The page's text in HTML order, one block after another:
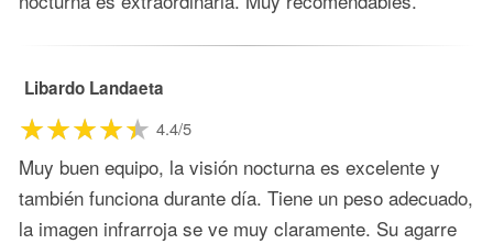
Libardo Landaeta
4.4/5
Muy buen equipo, la visión nocturna es excelente y
también funciona durante día. Tiene un peso adecuado,
la imagen infrarroja se ve muy claramente. Su agarre